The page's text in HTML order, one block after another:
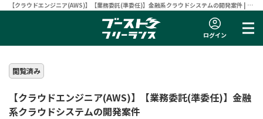
【クラウドエンジニア(AWS)】【業務委託(準委任)】金融系クラウドシステムの開発案件 | フ
リーランスエンジニア向け案件サイト 【ブーストフリーランス】
ログイン
閲覧済み
【クラウドエンジニア(AWS)】【業務委託(準委任)】金融
系クラウドシステムの開発案件